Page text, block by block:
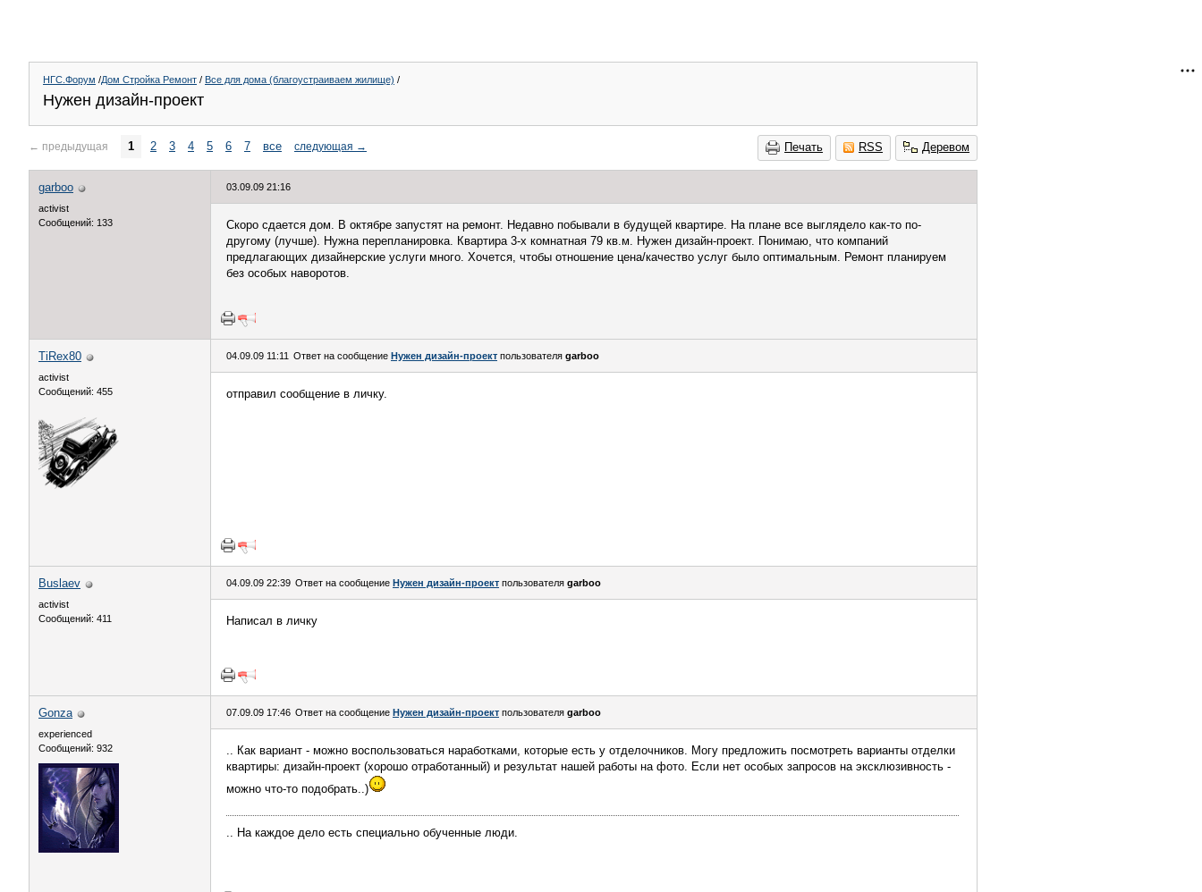
НГС.Форум /Дом Стройка Ремонт / Все для дома (благоустраиваем жилище) /
Нужен дизайн-проект
Печать RSS Деревом
← предыдущая 1 2 3 4 5 6 7 все следующая →
garboo
activist
Сообщений: 133
03.09.09 21:16
Скоро сдается дом. В октябре запустят на ремонт. Недавно побывали в будущей квартире. На плане все выглядело как-то по-
другому (лучше). Нужна перепланировка. Квартира 3-х комнатная 79 кв.м. Нужен дизайн-проект. Понимаю, что компаний
предлагающих дизайнерские услуги много. Хочется, чтобы отношение цена/качество услуг было оптимальным. Ремонт планируем
без особых наворотов.
TiRex80
activist
Сообщений: 455
04.09.09 11:11 Ответ на сообщение Нужен дизайн-проект пользователя garboo
отправил сообщение в личку.
Buslaev
activist
Сообщений: 411
04.09.09 22:39 Ответ на сообщение Нужен дизайн-проект пользователя garboo
Написал в личку
Gonza
experienced
Сообщений: 932
07.09.09 17:46 Ответ на сообщение Нужен дизайн-проект пользователя garboo
.. Как вариант - можно воспользоваться наработками, которые есть у отделочников. Могу предложить посмотреть варианты отделки
квартиры: дизайн-проект (хорошо отработанный) и результат нашей работы на фото. Если нет особых запросов на эксклюзивность -
можно что-то подобрать..)
.. На каждое дело есть специально обученные люди.